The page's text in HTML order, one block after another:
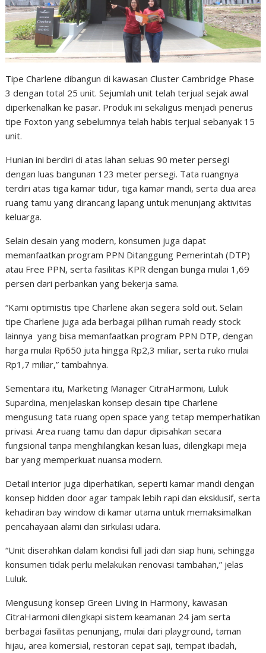
Tipe Charlene dibangun di kawasan Cluster Cambridge Phase
3 dengan total 25 unit. Sejumlah unit telah terjual sejak awal
diperkenalkan ke pasar. Produk ini sekaligus menjadi penerus
tipe Foxton yang sebelumnya telah habis terjual sebanyak 15
unit.
Hunian ini berdiri di atas lahan seluas 90 meter persegi
dengan luas bangunan 123 meter persegi. Tata ruangnya
terdiri atas tiga kamar tidur, tiga kamar mandi, serta dua area
ruang tamu yang dirancang lapang untuk menunjang aktivitas
keluarga.
Selain desain yang modern, konsumen juga dapat
memanfaatkan program PPN Ditanggung Pemerintah (DTP)
atau Free PPN, serta fasilitas KPR dengan bunga mulai 1,69
persen dari perbankan yang bekerja sama.
“Kami optimistis tipe Charlene akan segera sold out. Selain
tipe Charlene juga ada berbagai pilihan rumah ready stock
lainnya yang bisa memanfaatkan program PPN DTP, dengan
harga mulai Rp650 juta hingga Rp2,3 miliar, serta ruko mulai
Rp1,7 miliar,” tambahnya.
Sementara itu, Marketing Manager CitraHarmoni, Luluk
Supardina, menjelaskan konsep desain tipe Charlene
mengusung tata ruang open space yang tetap memperhatikan
privasi. Area ruang tamu dan dapur dipisahkan secara
fungsional tanpa menghilangkan kesan luas, dilengkapi meja
bar yang memperkuat nuansa modern.
Detail interior juga diperhatikan, seperti kamar mandi dengan
konsep hidden door agar tampak lebih rapi dan eksklusif, serta
kehadiran bay window di kamar utama untuk memaksimalkan
pencahayaan alami dan sirkulasi udara.
“Unit diserahkan dalam kondisi full jadi dan siap huni, sehingga
konsumen tidak perlu melakukan renovasi tambahan,” jelas
Luluk.
Mengusung konsep Green Living in Harmony, kawasan
CitraHarmoni dilengkapi sistem keamanan 24 jam serta
berbagai fasilitas penunjang, mulai dari playground, taman
hijau, area komersial, restoran cepat saji, tempat ibadah,